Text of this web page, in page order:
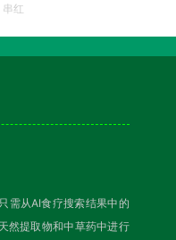
串红
需从AI食疗搜索结果中的
然提取物和中草药中进行